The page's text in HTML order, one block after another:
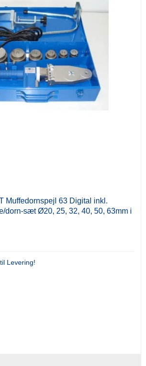
Muffedornspejl 63 Digital inkl.
dorn-sæt Ø20, 25, 32, 40, 50, 63mm i
Levering!